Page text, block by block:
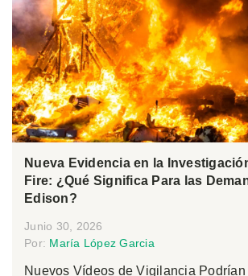
Nueva Evidencia en la
Fire: ¿Qué Significa Para las
Edison?
Junio 30, 2026
Por: María López Garcia
Nuevos Vídeos de Vigilancia Podrían